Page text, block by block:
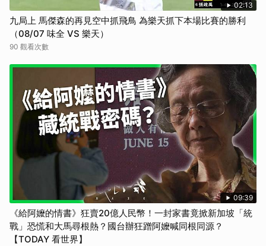
02:13
九局上 馬傑森的再見空中抓飛鳥 為樂天抓下本場比賽的勝利
（08/07 味全 VS 樂天）
90 觀看次數
09:39
《給阿嬤的情書》狂賣20億人民幣！一封家書竟掀新加坡「統
戰」恐慌和大馬尋根熱？國台辦狂蹭阿嬤喊同根同源？
【TODAY 看世界】